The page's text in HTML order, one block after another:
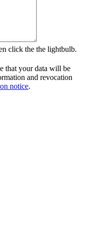
click the the lightbulb.
that your data will be
and revocation
notice.